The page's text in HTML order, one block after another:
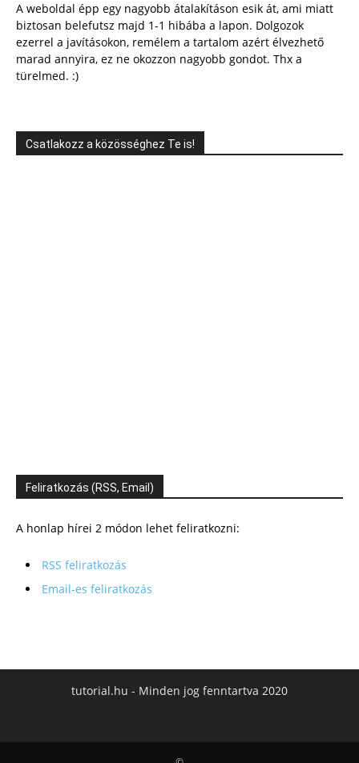
A weboldal épp egy nagyobb átalakításon esik át, ami miatt
biztosan belefutsz majd 1-1 hibába a lapon. Dolgozok
ezerrel a javításokon, remélem a tartalom azért élvezhető
marad annyira, ez ne okozzon nagyobb gondot. Thx a
türelmed. :)
Csatlakozz a közösséghez Te is!
Feliratkozás (RSS, Email)
A honlap hírei 2 módon lehet feliratkozni:
RSS feliratkozás
Email-es feliratkozás
tutorial.hu - Minden jog fenntartva 2020